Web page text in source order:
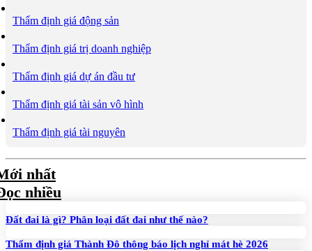
Thẩm định giá động sản
Thẩm định giá trị doanh nghiệp
Thẩm định giá dự án đầu tư
Thẩm định giá tài sản vô hình
Thẩm định giá tài nguyên
nhất
nhiều
Đất đai là gì? Phân loại đất đai như thế nào?
Thẩm định giá Thành Đô thông báo lịch nghỉ mát hè 2026